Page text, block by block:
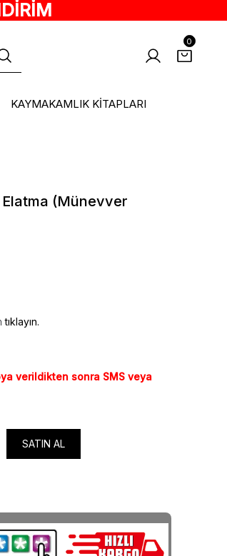
0
KAYMAKAMLIK KİTAPLARI
Elatma (Münevver
tıklayın.
verildikten sonra SMS veya
SATIN AL